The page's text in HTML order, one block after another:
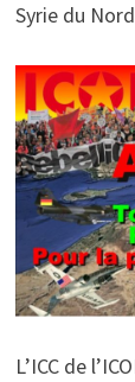
Syrie du
L’ICC de